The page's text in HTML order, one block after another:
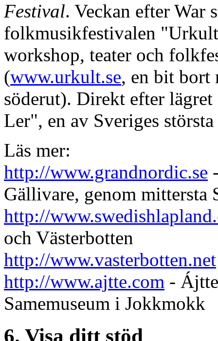
Festival. Veckan efter War
folkmusikfestivalen
workshop, teater och
(www.urkult.se, en bit bort
söderut). Direkt efter lägret
Ler", en av Sveriges
Läs mer:
http://www.grandnordic.se
Gällivare, genom mittersta
http://
och Västerbotten
http://www.vasterbotten.net
http://www.ajtte.com -
Samemuseum i Jokkmokk
6. Visa ditt stöd